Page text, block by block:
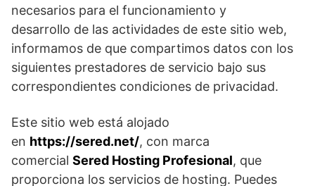
necesarios para el funcionamiento y
desarrollo de las actividades de este sitio web,
informamos de que compartimos datos con los
siguientes prestadores de servicio bajo sus
correspondientes condiciones de privacidad.
Este sitio web está alojado
en https://sered.net/, con marca
comercial Sered Hosting Profesional, que
proporciona los servicios de hosting. Puedes